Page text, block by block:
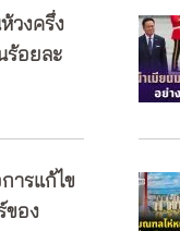
วงครึ่ง
ร้อยละ
ารแก้ไข
ของ